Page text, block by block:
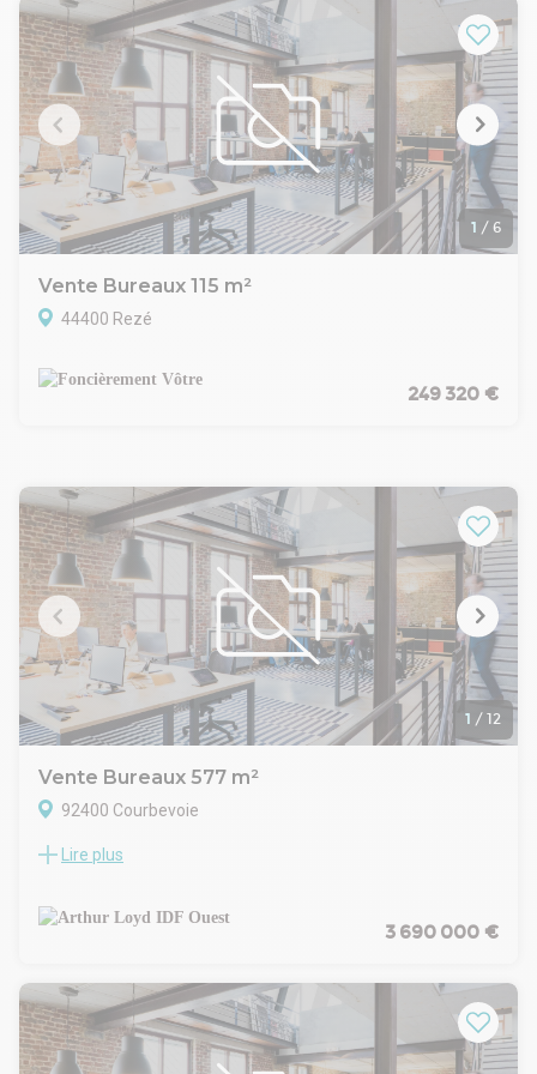
Accès privatif sur rue
Accès PMR
ERP
Monte-charge privatif
très bon état d'usage
Aménagement flexible
Climatisation double flux
Câblage informatique
Cuisine
CONDITIONS FINANCIERES
Prix net vendeur : 6 500 000€
Honoraires de commercialisation : 5% HT du prix net vendeur
1 / 6
Vente Bureaux 115 m²
44400 Rezé
249 320 €
1 / 12
Vente Bureaux 577 m²
92400 Courbevoie
À Courbevoie (92 400), découvrez ce bâtiment indépendant
à pied de la gare SNCF Courbevoie. Récemment rénové dans
son intégralité (toiture, menuiseries,
terrasse privative, d'une grande hauteur sous plafond à
l'arrière permettant des activités légères, et d'un
environnement de centre-ville avec toutes les commodités à
Lire plus
3 690 000 €